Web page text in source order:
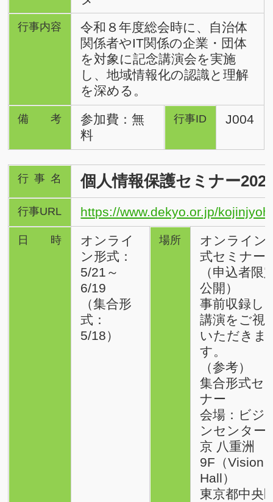
行事内容
令和８年度総会時に、自治体
関係者やIT関係の企業・団体
を対象に記念講演会を実施
し、地域情報化の認識と理解
を深める。
備考
参加費：無
料
行事ID J004
行事名 個人情報保護セミナー
行事URL https://www.dekyo.or.jp/
日時
オンライ
ン形式：
5/21～
6/19
（集合形
式：
5/18）
場所
オンライン
式セミナー
（申込者限
公開）
事前収録し
講演をご視
いただきま
す。
（参考）
集合形式セ
ナー
会場：ビジ
ンセンター
京 八重洲
9F（Vision
Hall）
東京都中央